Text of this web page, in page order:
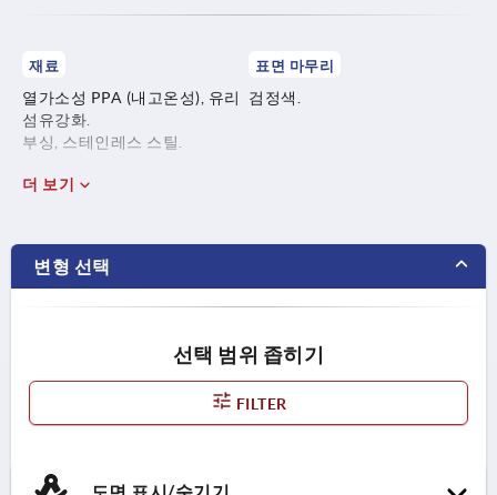
재료
열가소성 PPA (내고온성), 유리
섬유강화.
부싱, 스테인레스 스틸.
표면 마무리
검정색.
더 보기
변형 선택
선택 범위 좁히기
FILTER
도면 표시/숨기기